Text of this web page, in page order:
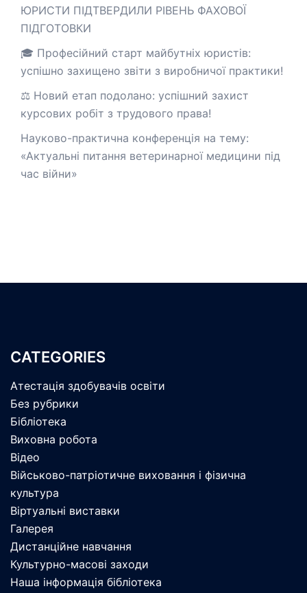
ЮРИСТИ ПІДТВЕРДИЛИ РІВЕНЬ ФАХОВОЇ
ПІДГОТОВКИ
🎓 Професійний старт майбутніх юристів:
успішно захищено звіти з виробничої практики!
⚖️ Новий етап подолано: успішний захист
курсових робіт з трудового права!
Науково-практична конференція на тему:
«Актуальні питання ветеринарної медицини під
час війни»
CATEGORIES
Атестація здобувачів освіти
Без рубрики
Бібліотека
Виховна робота
Відео
Військово-патріотичне виховання і фізична
культура
Віртуальні виставки
Галерея
Дистанційне навчання
Культурно-масові заходи
Наша інформація бібліотека